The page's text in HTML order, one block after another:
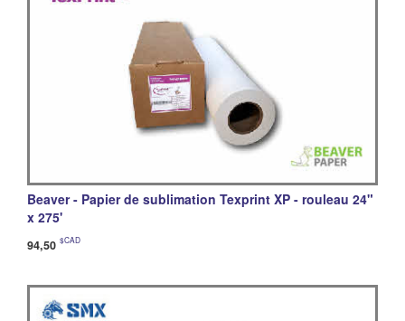
Beaver - Papier de sublimation Texprint XP - rouleau 24"
x 275'
94,50 $CAD